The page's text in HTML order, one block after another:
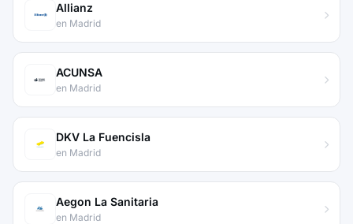
Allianz
en Madrid
ACUNSA
en Madrid
DKV La Fuencisla
en Madrid
Aegon La Sanitaria
en Madrid